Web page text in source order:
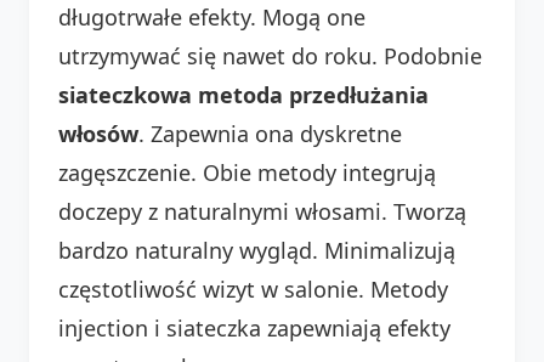
długotrwałe efekty. Mogą one
utrzymywać się nawet do roku. Podobnie
siateczkowa metoda przedłużania
włosów. Zapewnia ona dyskretne
zagęszczenie. Obie metody integrują
doczepy z naturalnymi włosami. Tworzą
bardzo naturalny wygląd. Minimalizują
częstotliwość wizyt w salonie. Metody
injection i siateczka zapewniają efekty